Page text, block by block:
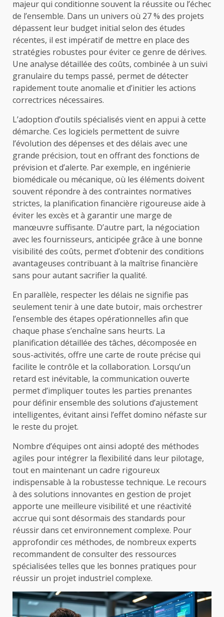
majeur qui conditionne souvent la réussite ou l’échec
de l’ensemble. Dans un univers où 27 % des projets
dépassent leur budget initial selon des études
récentes, il est impératif de mettre en place des
stratégies robustes pour éviter ce genre de dérives.
Une analyse détaillée des coûts, combinée à un suivi
granulaire du temps passé, permet de détecter
rapidement toute anomalie et d’initier les actions
correctrices nécessaires.
L’adoption d’outils spécialisés vient en appui à cette
démarche. Ces logiciels permettent de suivre
l’évolution des dépenses et des délais avec une
grande précision, tout en offrant des fonctions de
prévision et d’alerte. Par exemple, en ingénierie
biomédicale ou mécanique, où les éléments doivent
souvent répondre à des contraintes normatives
strictes, la planification financière rigoureuse aide à
éviter les excès et à garantir une marge de
manœuvre suffisante. D’autre part, la négociation
avec les fournisseurs, anticipée grâce à une bonne
visibilité des coûts, permet d’obtenir des conditions
avantageuses contribuant à la maîtrise financière
sans pour autant sacrifier la qualité.
En parallèle, respecter les délais ne signifie pas
seulement tenir à une date butoir, mais orchestrer
l’ensemble des étapes opérationnelles afin que
chaque phase s’enchaîne sans heurts. La
planification détaillée des tâches, décomposée en
sous-activités, offre une carte de route précise qui
facilite le contrôle et la collaboration. Lorsqu’un
retard est inévitable, la communication ouverte
permet d’impliquer toutes les parties prenantes
pour définir ensemble des solutions d’ajustement
intelligentes, évitant ainsi l’effet domino néfaste sur
le reste du projet.
Nombre d’équipes ont ainsi adopté des méthodes
agiles pour intégrer la flexibilité dans leur pilotage,
tout en maintenant un cadre rigoureux
indispensable à la robustesse technique. Le recours
à des solutions innovantes en gestion de projet
apporte une meilleure visibilité et une réactivité
accrue qui sont désormais des standards pour
réussir dans cet environnement complexe. Pour
approfondir ces méthodes, de nombreux experts
recommandent de consulter des ressources
spécialisées telles que les bonnes pratiques pour
réussir un projet industriel complexe.